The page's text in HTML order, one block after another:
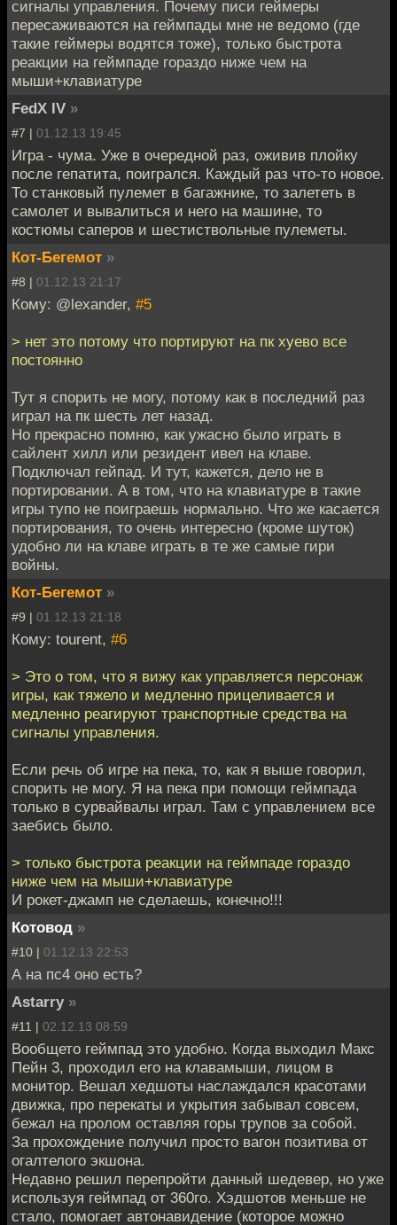
сигналы управления. Почему писи геймеры
пересаживаются на геймпады мне не ведомо (где
такие геймеры водятся тоже), только быстрота
реакции на геймпаде гораздо ниже чем на
мыши+клавиатуре
FedX IV »
#7 | 01.12.13 19:45
Игра - чума. Уже в очередной раз, оживив плойку
после гепатита, поигрался. Каждый раз что-то новое.
То станковый пулемет в багажнике, то залететь в
самолет и вывалиться и него на машине, то
костюмы саперов и шестиствольные пулеметы.
Кот-Бегемот »
#8 | 01.12.13 21:17
Кому: @lexander, #5
> нет это потому что портируют на пк хуево все
постоянно
Тут я спорить не могу, потому как в последний раз
играл на пк шесть лет назад.
Но прекрасно помню, как ужасно было играть в
сайлент хилл или резидент ивел на клаве.
Подключал гейпад. И тут, кажется, дело не в
портировании. А в том, что на клавиатуре в такие
игры тупо не поиграешь нормально. Что же касается
портирования, то очень интересно (кроме шуток)
удобно ли на клаве играть в те же самые гири
войны.
Кот-Бегемот »
#9 | 01.12.13 21:18
Кому: tourent, #6
> Это о том, что я вижу как управляется персонаж
игры, как тяжело и медленно прицеливается и
медленно реагируют транспортные средства на
сигналы управления.
Если речь об игре на пека, то, как я выше говорил,
спорить не могу. Я на пека при помощи геймпада
только в сурвайвалы играл. Там с управлением все
заебись было.
> только быстрота реакции на геймпаде гораздо
ниже чем на мыши+клавиатуре
И рокет-джамп не сделаешь, конечно!!!
Котовод »
#10 | 01.12.13 22:53
А на пс4 оно есть?
Astarry »
#11 | 02.12.13 08:59
Вообщето геймпад это удобно. Когда выходил Макс
Пейн 3, проходил его на клавамыши, лицом в
монитор. Вешал хедшоты наслаждался красотами
движка, про перекаты и укрытия забывал совсем,
бежал на пролом оставляя горы трупов за собой.
За прохождение получил просто вагон позитива от
огалтелого экшона.
Недавно решил перепройти данный шедевер, но уже
используя геймпад от 360го. Хэдшотов меньше не
стало, помогает автонавидение (которое можно